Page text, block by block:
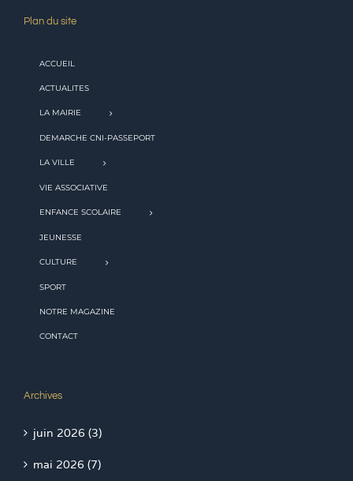
Plan du site
ACCUEIL
ACTUALITES
LA MAIRIE
DEMARCHE CNI-PASSEPORT
LA VILLE
VIE ASSOCIATIVE
ENFANCE SCOLAIRE
JEUNESSE
CULTURE
SPORT
NOTRE MAGAZINE
CONTACT
Archives
juin 2026 (3)
mai 2026 (7)